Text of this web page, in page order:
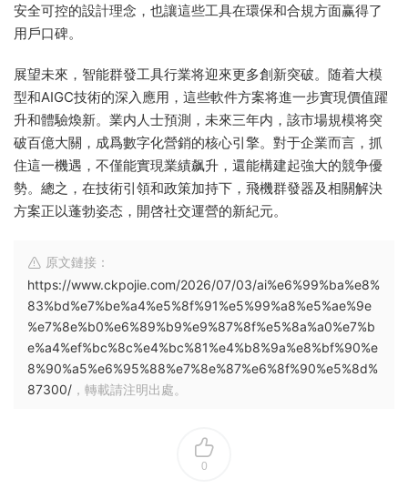
安全可控的設計理念，也讓這些工具在環保和合規方面赢得了
用戶口碑。
展望未來，智能群發工具行業将迎來更多創新突破。随着大模
型和AIGC技術的深入應用，這些軟件方案将進一步實現價值躍
升和體驗煥新。業内人士預測，未來三年内，該市場規模将突
破百億大關，成爲數字化營銷的核心引擎。對于企業而言，抓
住這一機遇，不僅能實現業績飙升，還能構建起強大的競争優
勢。總之，在技術引領和政策加持下，飛機群發器及相關解決
方案正以蓬勃姿态，開啓社交運營的新紀元。
原文鏈接：
https://www.ckpojie.com/2026/07/03/ai%e6%99%ba%e8%
83%bd%e7%be%a4%e5%8f%91%e5%99%a8%e5%ae%9e
%e7%8e%b0%e6%89%b9%e9%87%8f%e5%8a%a0%e7%b
e%a4%ef%bc%8c%e4%bc%81%e4%b8%9a%e8%bf%90%e
8%90%a5%e6%95%88%e7%8e%87%e6%8f%90%e5%8d%
87300/ ，轉載請注明出處。
0